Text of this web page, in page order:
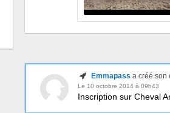
Emmapass a créé son
Le 10 octobre 2014 à 09h43
Inscription sur Cheval